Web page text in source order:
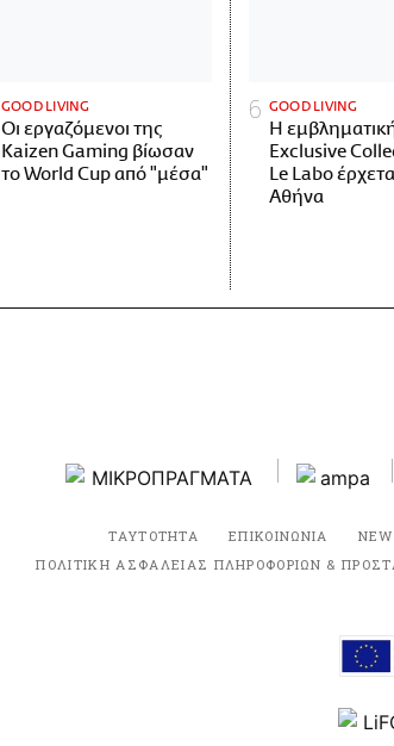
GOOD LIVING
Οι εργαζόμενοι της
Kaizen Gaming βίωσαν
το World Cup από "μέσα"
GOOD LIVING
Η
Exclusive
Le Labo
Αθήνα
ΤΑΥΤΟΤΗΤΑ ΕΠΙΚΟΙΝΩΝΙΑ
ΠΟΛΙΤΙΚΗ ΑΣΦΑΛΕΙΑΣ ΠΛΗΡΟΦΟΡΙΩΝ &